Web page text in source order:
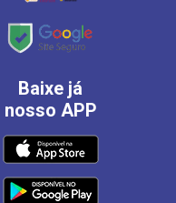
Baixe já
nosso APP